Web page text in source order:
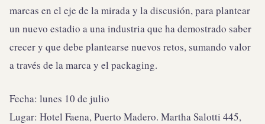
marcas en el eje de la mirada y la discusión, para plantear
un nuevo estadio a una industria que ha demostrado saber
crecer y que debe plantearse nuevos retos, sumando valor
a través de la marca y el packaging.
Fecha: lunes 10 de julio
Lugar: Hotel Faena, Puerto Madero. Martha Salotti 445,